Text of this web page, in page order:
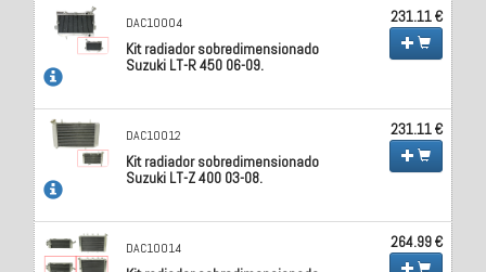
DAC10004
Kit radiador sobredimensionado
Suzuki LT-R 450 06-09.
231.11 €
DAC10012
Kit radiador sobredimensionado
Suzuki LT-Z 400 03-08.
231.11 €
DAC10014 264.99 €